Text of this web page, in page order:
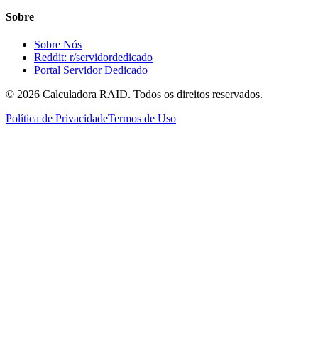
Sobre
Sobre Nós
Reddit: r/servidordedicado
Portal Servidor Dedicado
© 2026 Calculadora RAID. Todos os direitos reservados.
Política de PrivacidadeTermos de Uso